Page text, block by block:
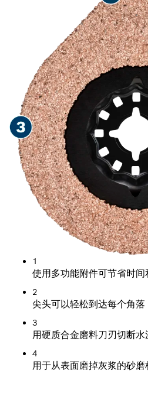
1
使用多功能附件可节省时间
2
尖头可以轻松到达每个角落
3
用硬质合金磨料刀刃切断水
4
用于从表面磨掉灰浆的砂磨